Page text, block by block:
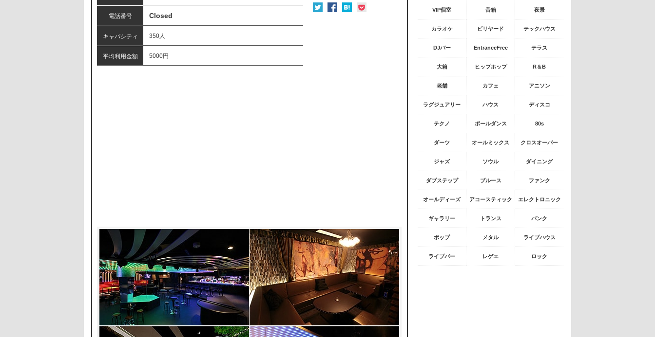
電話番号 Closed
キャパシティ 350人
平均利用金額 5000円
VIP個室 音箱 夜景
カラオケ ビリヤード テックハウス
DJバー EntranceFree テラス
大箱 ヒップホップ R＆B
老舗 カフェ アニソン
ラグジュアリー ハウス ディスコ
テクノ ポールダンス 80s
ダーツ オールミックス クロスオーバー
ジャズ ソウル ダイニング
ダブステップ ブルース ファンク
オールディーズ アコースティック エレクトロニック
ギャラリー トランス パンク
ポップ メタル ライブハウス
ライブバー レゲエ ロック